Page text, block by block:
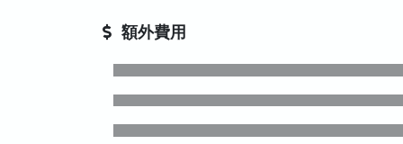
額外費用